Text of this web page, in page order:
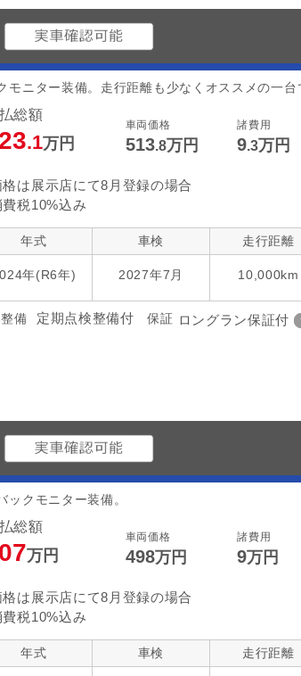
ニター装備。走行距離も少なくオススメの一台
総額
.1万円
車両価格
513.8万円
諸費用
9.3万円
は展示店にて8月登録の場合
税10%込み
年式
年(R6年)
車検
2027年7月
走行距離
10,000km
備 定期点検整備付 保証 ロングラン保証付
クモニター装備。
総額
万円
車両価格
498万円
諸費用
9万円
は展示店にて8月登録の場合
税10%込み
年式 車検 走行距離